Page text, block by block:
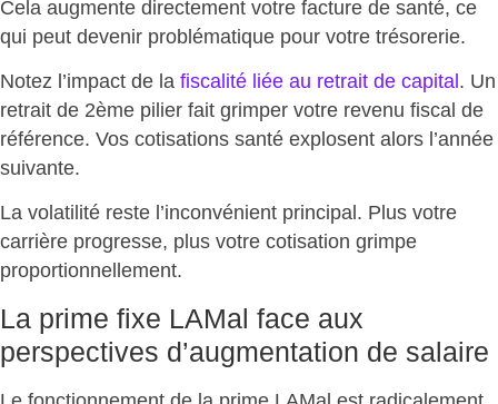
Cela augmente directement votre facture de santé, ce
qui peut devenir problématique pour votre trésorerie.
Notez l’impact de la fiscalité liée au retrait de capital . Un
retrait de 2ème pilier fait grimper votre revenu fiscal de
référence. Vos cotisations santé explosent alors l’année
suivante.
La volatilité reste l’inconvénient principal. Plus votre
carrière progresse, plus votre cotisation grimpe
proportionnellement.
La prime fixe LAMal face aux
perspectives d’augmentation de salaire